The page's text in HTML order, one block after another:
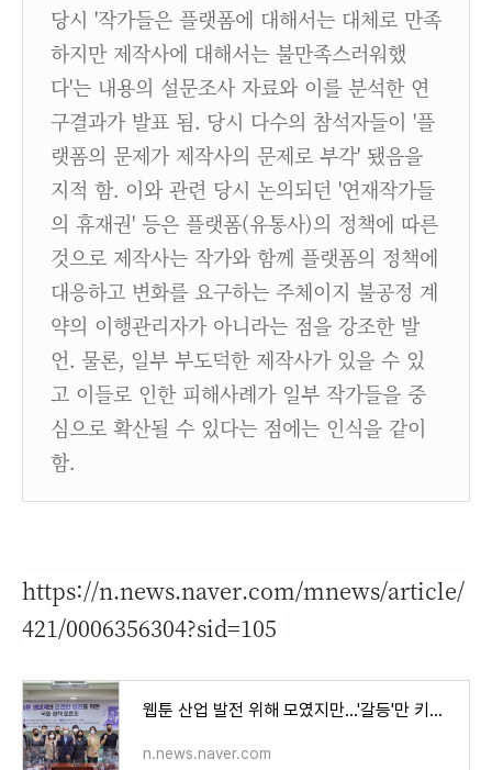
당시 '작가들은 플랫폼에 대해서는 대체로 만족
하지만 제작사에 대해서는 불만족스러워했
다'는 내용의 설문조사 자료와 이를 분석한 연
구결과가 발표 됨. 당시 다수의 참석자들이 '플
랫폼의 문제가 제작사의 문제로 부각' 됐음을
지적 함. 이와 관련 당시 논의되던 '연재작가들
의 휴재권' 등은 플랫폼(유통사)의 정책에 따른
것으로 제작사는 작가와 함께 플랫폼의 정책에
대응하고 변화를 요구하는 주체이지 불공정 계
약의 이행관리자가 아니라는 점을 강조한 발
언. 물론, 일부 부도덕한 제작사가 있을 수 있
고 이들로 인한 피해사례가 일부 작가들을 중
심으로 확산될 수 있다는 점에는 인식을 같이
함.
https://n.news.naver.com/mnews/article/
421/0006356304?sid=105
웹툰 산업 발전 위해 모였지만…'갈등'만 키운 맹탕 토론회
n.news.naver.com